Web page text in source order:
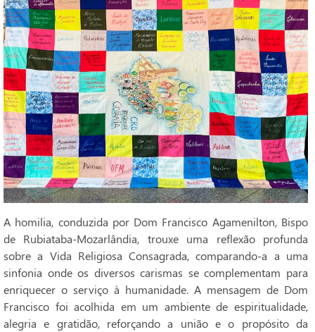
A homilia, conduzida por Dom Francisco Agamenilton, Bispo
de Rubiataba-Mozarlândia, trouxe uma reflexão profunda
sobre a Vida Religiosa Consagrada, comparando-a a uma
sinfonia onde os diversos carismas se complementam para
enriquecer o serviço à humanidade. A mensagem de Dom
Francisco foi acolhida em um ambiente de espiritualidade,
alegria e gratidão, reforçando a união e o propósito da